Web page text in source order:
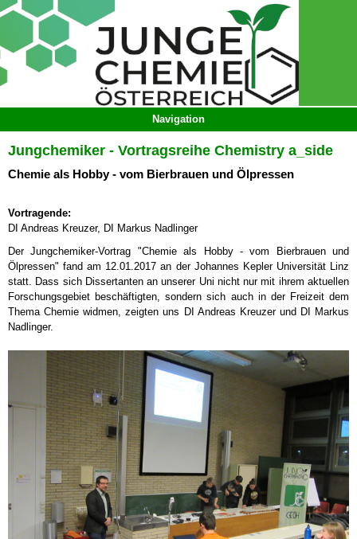
Jungchemiker - Vortragsreihe Chemistry a_side
Chemie als Hobby - vom Bierbrauen und Ölpressen
Vortragende:
DI Andreas Kreuzer, DI Markus Nadlinger
Der Jungchemiker-Vortrag "Chemie als Hobby - vom Bierbrauen und
Ölpressen" fand am 12.01.2017 an der Johannes Kepler Universität Linz
statt. Dass sich Dissertanten an unserer Uni nicht nur mit ihrem aktuellen
Forschungsgebiet beschäftigten, sondern sich auch in der Freizeit dem
Thema Chemie widmen, zeigten uns DI Andreas Kreuzer und DI Markus
Nadlinger.